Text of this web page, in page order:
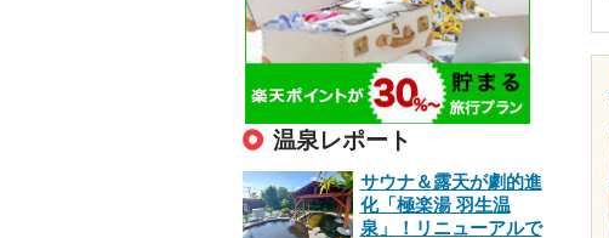
温泉レポート
サウナ＆露天が劇的進
化「極楽湯 羽生温
泉」！リニューアルで